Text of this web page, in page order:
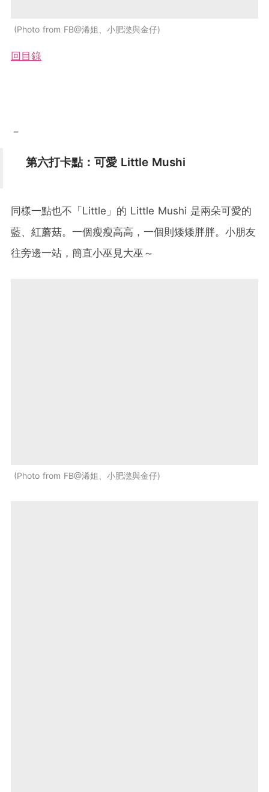
Photo from FB@浠姐、小肥滺與金仔
回目錄
－
第六打卡點：可愛 Little Mushi
同樣一點也不「Little」的 Little Mushi 是兩朵可愛的
藍、紅蘑菇。一個瘦瘦高高，一個則矮矮胖胖。小朋友
往旁邊一站，簡直小巫見大巫～
Photo from FB@浠姐、小肥滺與金仔